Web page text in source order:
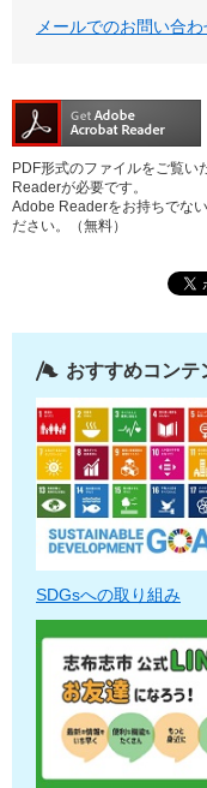
メールでのお問い合
PDF形式のファイルをご覧い
Readerが必要です。
Adobe Readerをお持ちでな
ださい。（無料）
おすすめコンテ
SDGsへの取り組み